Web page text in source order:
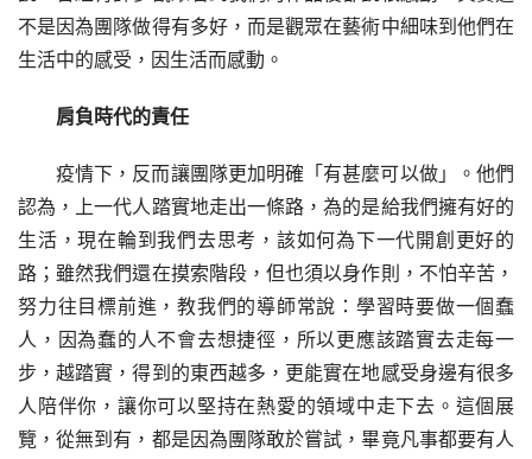
不是因為團隊做得有多好，而是觀眾在藝術中細味到他們在
生活中的感受，因生活而感動。
肩負時代的責任
疫情下，反而讓團隊更加明確「有甚麼可以做」。他們
認為，上一代人踏實地走出一條路，為的是給我們擁有好的
生活，現在輪到我們去思考，該如何為下一代開創更好的
路；雖然我們還在摸索階段，但也須以身作則，不怕辛苦，
努力往目標前進，教我們的導師常說：學習時要做一個蠢
人，因為蠢的人不會去想捷徑，所以更應該踏實去走每一
步，越踏實，得到的東西越多，更能實在地感受身邊有很多
人陪伴你，讓你可以堅持在熱愛的領域中走下去。這個展
覽，從無到有，都是因為團隊敢於嘗試，畢竟凡事都要有人